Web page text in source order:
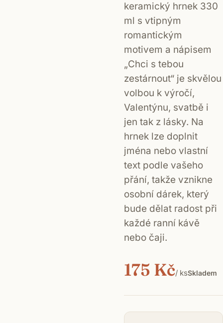
keramický hrnek 330
ml s vtipným
romantickým
motivem a nápisem
„Chci s tebou
zestárnout“ je skvělou
volbou k výročí,
Valentýnu, svatbě i
jen tak z lásky. Na
hrnek lze doplnit
jména nebo vlastní
text podle vašeho
přání, takže vznikne
osobní dárek, který
bude dělat radost při
každé ranní kávě
nebo čaji.
175 Kč/ ksSkladem